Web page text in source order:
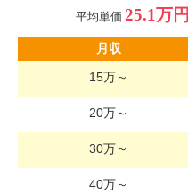
平均単価 25.1万円
月収
15万～
20万～
30万～
40万～